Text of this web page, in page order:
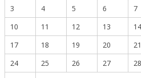
3
4 5 6 7
10
11 12 13 14
17
18 19 20 21
24
25 26 27 28